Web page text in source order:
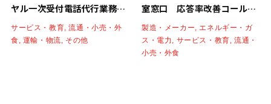
ヤル一次受付電話代行業務の
事例
サービス・教育, 流通・小売・外
食, 運輸・物流, その他
室窓口 応答率改善コールセ
ンター業務の事例
製造・メーカー, エネルギー・ガ
ス・電力, サービス・教育, 流通・
小売・外食